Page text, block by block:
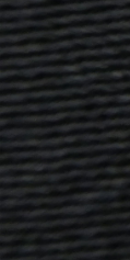
浴衣
長襦袢
名古屋帯
ゴリー（販売